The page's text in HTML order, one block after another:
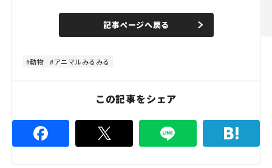
n
e
d
%
記事ページへ戻る
動物 アニマルみるみる
この記事をシェア